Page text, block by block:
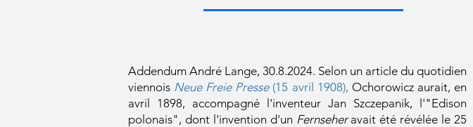
Addendum André Lange, 30.8.2024. Selon un article du quotidien
viennois Neue Freie Presse (15 avril 1908), Ochorowicz aurait, en
avril 1898, accompagné l'inventeur Jan Szczepanik, l'"Edison
polonais", dont l'invention d'un Fernseheravait été révélée le 25